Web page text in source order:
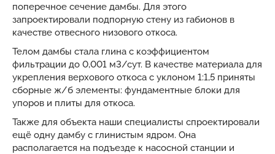
поперечное сечение дамбы. Для этого
запроектировали подпорную стену из габионов в
качестве отвесного низового откоса.
Телом дамбы стала глина с коэффициентом
фильтрации до 0,001 м3/сут. В качестве материала для
укрепления верхового откоса с уклоном 1:1,5 приняты
сборные ж/б элементы: фундаментные блоки для
упоров и плиты для откоса.
Также для объекта наши специалисты спроектировали
ещё одну дамбу с глинистым ядром. Она
располагается на подъезде к насосной станции и